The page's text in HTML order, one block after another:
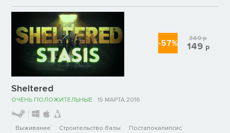
Sheltered
ОЧЕНЬ ПОЛОЖИТЕЛЬНЫЕ 15 МАРТА 2016
Выживание Строительство базы
Постапокалипсис
-57% 349р
149 р